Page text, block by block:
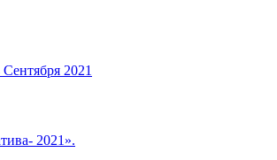
Сентября 2021
2021».